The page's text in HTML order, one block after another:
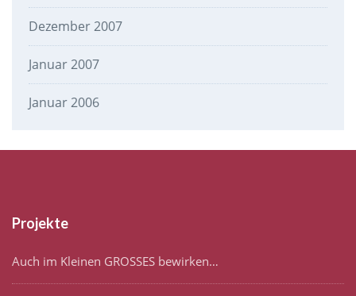
Dezember 2007
Januar 2007
Januar 2006
Projekte
Auch im Kleinen GROSSES bewirken…